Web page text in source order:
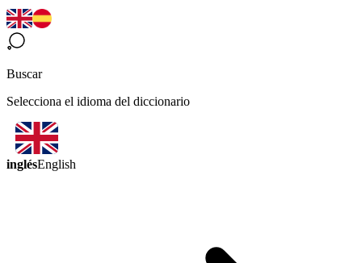
Buscar
Selecciona el idioma del diccionario
inglésEnglish